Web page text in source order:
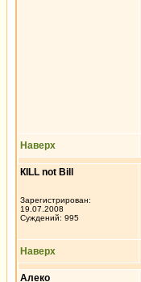
Наверх
КILL not Вill
Зарегистрирован:
19.07.2008
Суждений: 995
Наверх
Алеко